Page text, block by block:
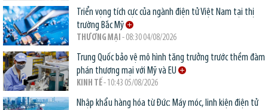
Triển vọng tích cực của ngành điện tử Việt Nam tại thị
trường Bắc Mỹ
THƯƠNG MẠI - 08:30 04/08/2026
Trung Quốc bảo vệ mô hình tăng trưởng trước thềm đàm
phán thương mại với Mỹ và EU
KINH TẾ- 10:43 05/08/2026
Nhập khẩu hàng hóa từ Đức: Máy móc, linh kiện điện tử